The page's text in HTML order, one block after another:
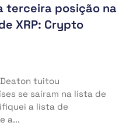
terceira posição na
XRP: Crypto
tuitou
se saíram na lista de
a lista de
a...